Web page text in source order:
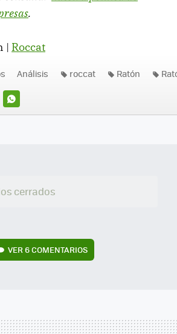
.
| Roccat
WHATSAPP
Análisis roccat Ratón
cerrados
VER6 COMENTARIOS